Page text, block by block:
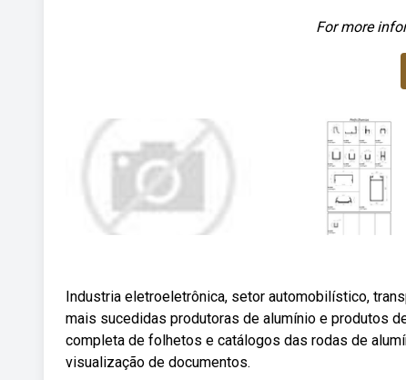
For more
Industria eletroeletrônica, setor automobilístico,
mais sucedidas produtoras de alumínio e produtos
completa de folhetos e catálogos das rodas de
visualização de documentos.